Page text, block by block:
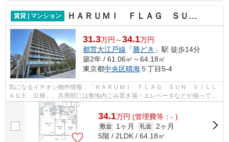
賃貸 | マンション ＨＡＲＵＭＩ ＦＬＡＧ ＳＵＮ ＶＩＬＬＡＧＥ Ｄ棟
31.3万円～34.1万円
都営大江戸線 「勝どき 」駅 徒歩14分
築2年 / 61.06㎡～64.18㎡
東京都中央区晴海５丁目5-4
気になるイチオシ物件情報：「ＨＡＲＵＭＩ ＦＬＡＧ ＳＵＮ ＶＩＬＬ
ＡＧＥ Ｄ棟」。共用部には敷地内ごみ置き場・エレベータなどが揃ってお
り、とても充実しています。14階建て...
34.1万円 (管理費等：- )
敷金 1ヶ月 礼金
2ヶ月
5階 / 2LDK / 64.18㎡